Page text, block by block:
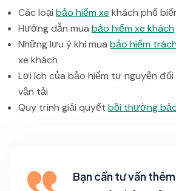
Các loại bảo hiểm xe khách phổ
Hướng dẫn mua bảo hiểm xe khách
Những lưu ý khi mua bảo hiểm
xe khách
Lợi ích của bảo hiểm tự nguyện
vận tải
Quy trình giải quyết bồi thường
Bạn cần tư vấn